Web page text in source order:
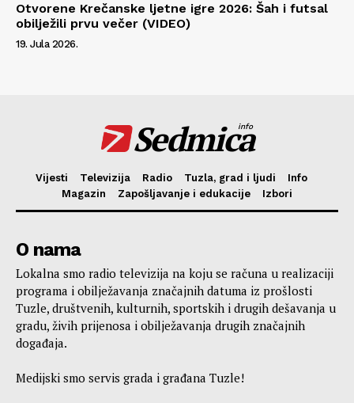
Otvorene Krečanske ljetne igre 2026: Šah i futsal
obilježili prvu večer (VIDEO)
19. Jula 2026.
Sedmica
info
Vijesti Televizija Radio Tuzla, grad i ljudi
Info
Magazin
Zapošljavanje i edukacije Izbori
O nama
Lokalna smo radio televizija na koju se računa u realizaciji
programa i obilježavanja značajnih datuma iz prošlosti
Tuzle, društvenih, kulturnih, sportskih i drugih dešavanja u
gradu, živih prijenosa i obilježavanja drugih značajnih
događaja.
Medijski smo servis grada i građana Tuzle!